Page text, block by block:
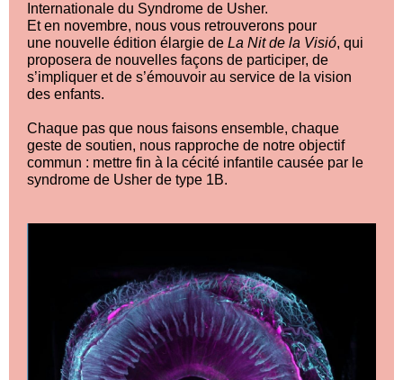
Internationale du Syndrome de Usher.
Et en novembre, nous vous retrouverons pour
une nouvelle édition élargie de La Nit de la Visió, qui
proposera de nouvelles façons de participer, de
s’impliquer et de s’émouvoir au service de la vision
des enfants.
Chaque pas que nous faisons ensemble, chaque
geste de soutien, nous rapproche de notre objectif
commun : mettre fin à la cécité infantile causée par le
syndrome de Usher de type 1B.